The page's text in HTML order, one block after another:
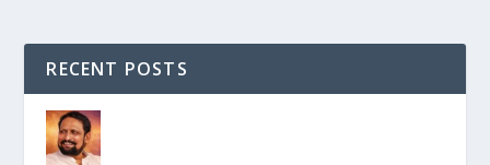
RECENT POSTS